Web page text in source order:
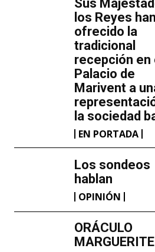
​Sus
los Reyes han
ofrecido la
tradicional
recepción en
Palacio de
Marivent​ a
la sociedad
EN PORTADA
Los sondeos
hablan
OPINIÓN
ORÁCULO
MARGUERITE